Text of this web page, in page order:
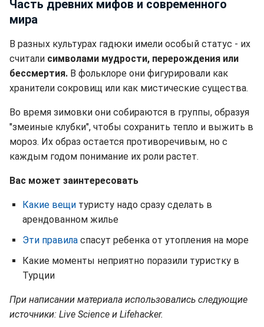
Часть древних мифов и современного
мира
В разных культурах гадюки имели особый статус - их
считали символами мудрости, перерождения или
бессмертия. В фольклоре они фигурировали как
хранители сокровищ или как мистические существа.
Во время зимовки они собираются в группы, образуя
"змеиные клубки", чтобы сохранить тепло и выжить в
мороз. Их образ остается противоречивым, но с
каждым годом понимание их роли растет.
Вас может заинтересовать
Какие вещи туристу надо сразу сделать в
арендованном жилье
Эти правила спасут ребенка от утопления на море
Какие моменты неприятно поразили туристку в
Турции
При написании материала использовались следующие
источники: Live Science и Lifehacker.